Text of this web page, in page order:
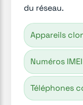
du réseau.
Appareils
Numéros
Téléphones